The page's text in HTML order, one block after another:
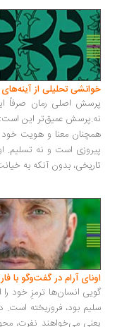
خوانشی تحلیلی از
پرسش اصلی رمان صرفاً
نه.پرسش عمیق‌تر این
همچنان معنا و هویت خود
پیروزی است و نه تسلیم.
تاریخی، بدون آنکه به
اونای آرام در گفت‌وگو با
گویی انسان‌ها ترمزِ خود
سلیم بود، فروریخته است.
یعنی می‌خواهند نفرت،